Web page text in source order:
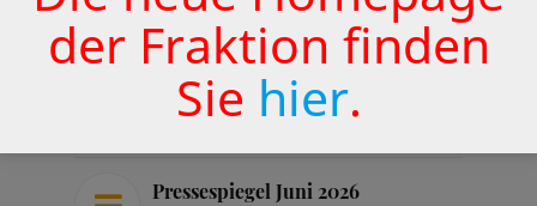
31. JULI 2026
Protokoll Vorstand 15.07.2026
Pressespiegel Juni 2026
der Fraktion finden
Sie hier.